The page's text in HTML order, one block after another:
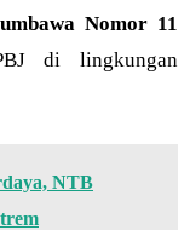
Nomor 11
di lingkungan
NTB